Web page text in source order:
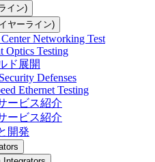
イン)
ヤーライン)
Networking Test
Optics Testing
ド展開
Defenses
Ethernet Testing
ービス紹介
ービス紹介
開発